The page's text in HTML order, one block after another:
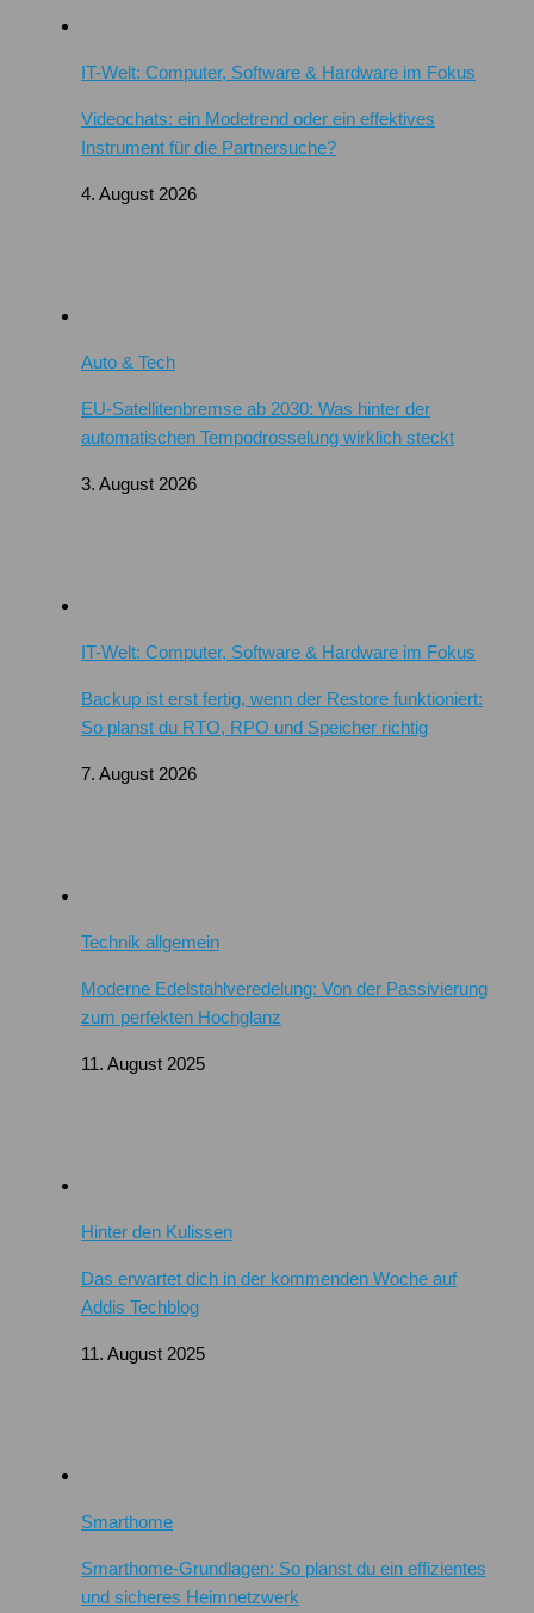
IT-Welt: Computer, Software & Hardware im Fokus
Videochats: ein Modetrend oder ein effektives
Instrument für die Partnersuche?
4. August 2026
Auto & Tech
EU-Satellitenbremse ab 2030: Was hinter der
automatischen Tempodrosselung wirklich steckt
3. August 2026
IT-Welt: Computer, Software & Hardware im Fokus
Backup ist erst fertig, wenn der Restore funktioniert:
So planst du RTO, RPO und Speicher richtig
7. August 2026
Technik allgemein
Moderne Edelstahlveredelung: Von der Passivierung
zum perfekten Hochglanz
11. August 2025
Hinter den Kulissen
Das erwartet dich in der kommenden Woche auf
Addis Techblog
11. August 2025
Smarthome
Smarthome-Grundlagen: So planst du ein effizientes
und sicheres Heimnetzwerk